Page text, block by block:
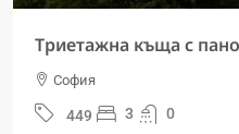
Триетажна къща с
София
449 3 0